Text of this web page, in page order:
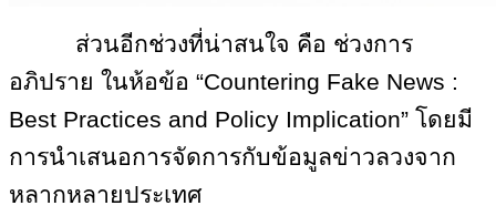
ส่วนอีกช่วงที่น่าสนใจ คือ ช่วงการ
อภิปราย ในห้อข้อ “Countering Fake News :
Best Practices and Policy Implication” โดยมี
การนำเสนอการจัดการกับข้อมูลข่าวลวงจาก
หลากหลายประเทศ